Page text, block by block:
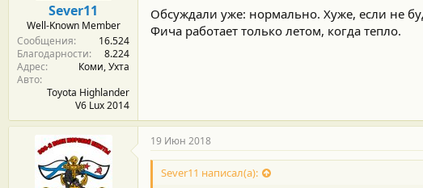
Sever11
Well-Known Member
Сообщения
16.524
Благодарности
8.224
Адрес
Коми, Ухта
Авто
Toyota Highlander
V6 Lux 2014
Обсуждали уже: нормально. Хуже, если не
Фича работает только летом, когда тепло.
19 Июн 2018
Sever11 написал(а):